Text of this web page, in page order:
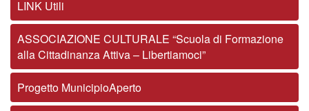
LINK Utili
ASSOCIAZIONE CULTURALE “Scuola di Formazione
alla Cittadinanza Attiva – Libertiamoci”
Progetto MunicipioAperto